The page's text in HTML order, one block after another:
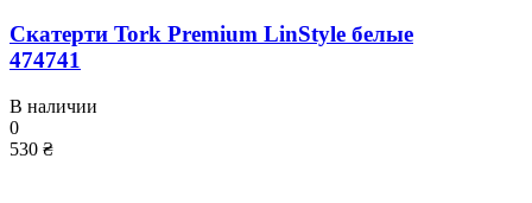
Скатерти Tork Premium LinStyle белые
474741
В наличии
0
530 ₴